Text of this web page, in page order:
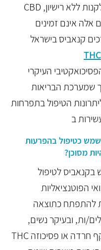
CBD
אלה אינם זמינים
קנאביס בישראל
THC
העיקרי
שמערכת הבריאות
הטיפול בתפרחות
כטיפול בהפרעות
מסוכן?
בקנאביס לטיפול
הפוטנציאליות
להתפתח כתוצאה
ות, ובעיקר נשים,
THC